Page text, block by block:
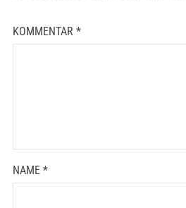
KOMMENTAR *
NAME *